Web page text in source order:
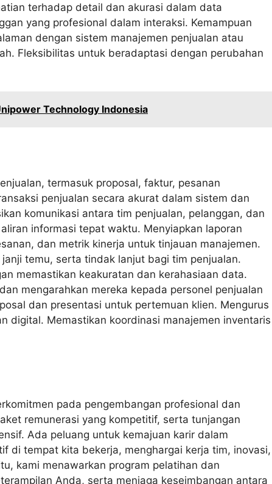
terhadap detail dan akurasi dalam data
yang profesional dalam interaksi. Kemampuan
dengan sistem manajemen penjualan atau
Fleksibilitas untuk beradaptasi dengan perubahan
Technology Indonesia
termasuk proposal, faktur, pesanan
penjualan secara akurat dalam sistem dan
komunikasi antara tim penjualan, pelanggan, dan
informasi tepat waktu. Menyiapkan laporan
dan metrik kinerja untuk tinjauan manajemen.
temu, serta tindak lanjut bagi tim penjualan.
memastikan keakuratan dan kerahasiaan data.
mengarahkan mereka kepada personel penjualan
dan presentasi untuk pertemuan klien. Mengurus
digital. Memastikan koordinasi manajemen inventaris
pada pengembangan profesional dan
remunerasi yang kompetitif, serta tunjangan
Ada peluang untuk kemajuan karir dalam
di tempat kita bekerja, menghargai kerja tim, inovasi,
kami menawarkan program pelatihan dan
Anda, serta menjaga keseimbangan antara